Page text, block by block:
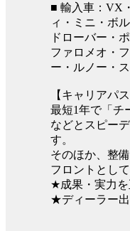
■ 輸入車：VX
ィ・ミニ・ボ
ドローバー・
ファロメオ・
ー・ルノー・
【キャリアパ
最短1年で「チ
などとスピー
す。
そのほか、整
フロントとし
★成果・実力を
★ディーラー